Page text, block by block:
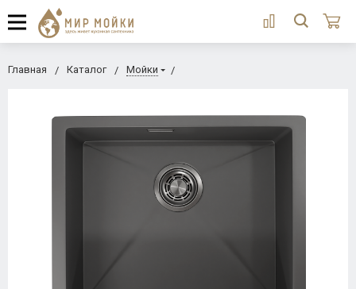
Главная Каталог Мойки